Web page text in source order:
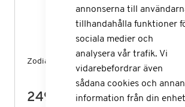
Zodiac 47232 12V Billaddare
249,00 kr
annonserna till
tillhandahålla funktioner
sociala medier och
analysera vår trafik. Vi
vidarebefordrar även
sådana cookies och annan
information från din enhet